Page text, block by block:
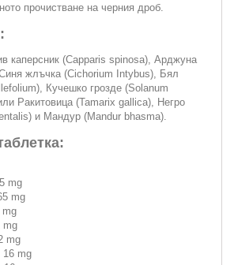
прочистване на черния дроб.
каперсник (Capparis spinosa), Арджуна
жлъчка (Cichorium Intybus), Бял
Кучешко грозде (Solanum
Ракитовица (Tamarix gallica), Негро
и Мандур (Mandur bhasma).
mg
mg
mg
mg
mg
16 mg